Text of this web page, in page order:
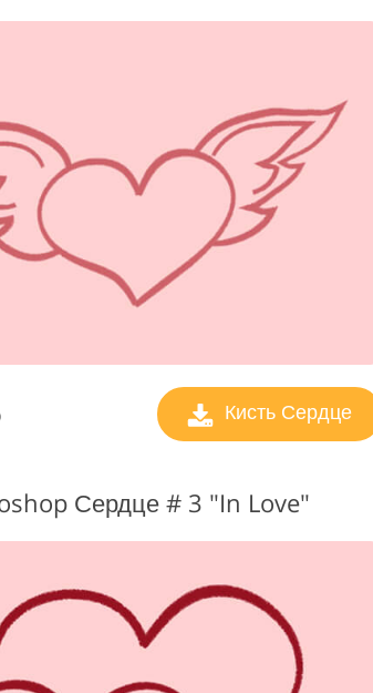
Кисть Сердце
Сердце # 3 "In Love"